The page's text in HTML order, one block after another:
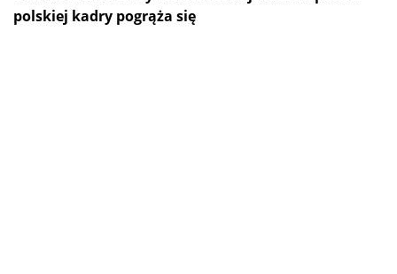
polskiej kadry pogrąża się